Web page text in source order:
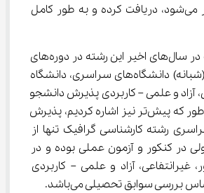
اولیه کنکور منتشر می‌شود، دریافت کرده و به طور کامل
لازم به ذکر است که در سال‌های اخیر این رشته در دوره‌های
روزانه و نوبت دوم (شبانه) دانشگاه‌های سراسری، دانشگاه
آزاد و علمی – کاربردی پذیرش دانشجو
داشته است. همان‌طور که پیش‌تر نیز اشاره کردیم، پذیرش
سراسری رشته کارشناسی گرافیک تنها از
در کنکور و آزمون عملی بوده و در
نور، غیرانتفاعی، آزاد و علمی – کاربردی
بررسی سوابق تحصیلی می‌باشد.